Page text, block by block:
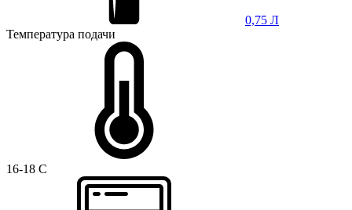
0,75 Л
Температура подачи
16-18 C